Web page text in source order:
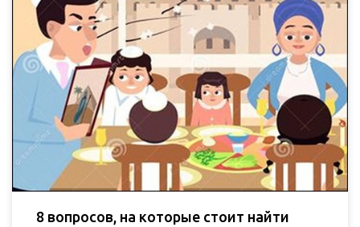
8 вопросов, на которые стоит найти